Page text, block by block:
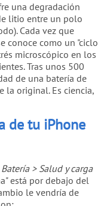
una degradación
litio entre un polo
Cada vez que
conoce como un "ciclo
microscópico en los
Tras unos 500
de una batería de
la original. Es ciencia,
de tu iPhone
> Salud y carga
está por debajo del
le vendría de